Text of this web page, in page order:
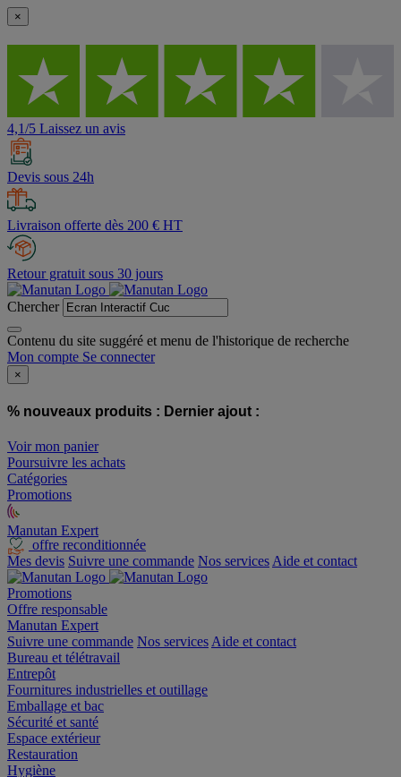
×
4,1/5 Laissez un avis
Devis sous 24h
Livraison offerte dès 200 € HT
Retour gratuit sous 30 jours
Chercher
Contenu du site suggéré et menu de l'historique de recherche
Mon compte Se connecter
×
% nouveaux produits : Dernier ajout :
Voir mon panier
Poursuivre les achats
Catégories
Promotions
Manutan Expert
offre reconditionnée
Mes devis Suivre une commande Nos services Aide et contact
Promotions
Offre responsable
Manutan Expert
Suivre une commande Nos services Aide et contact
Bureau et télétravail
Entrepôt
Fournitures industrielles et outillage
Emballage et bac
Sécurité et santé
Espace extérieur
Restauration
Hygiène